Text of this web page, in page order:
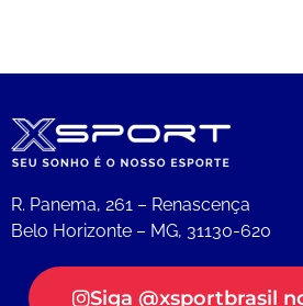
R. Panema, 261 – Renascença
Belo Horizonte – MG, 31130-620
Siga @xsportbrasil